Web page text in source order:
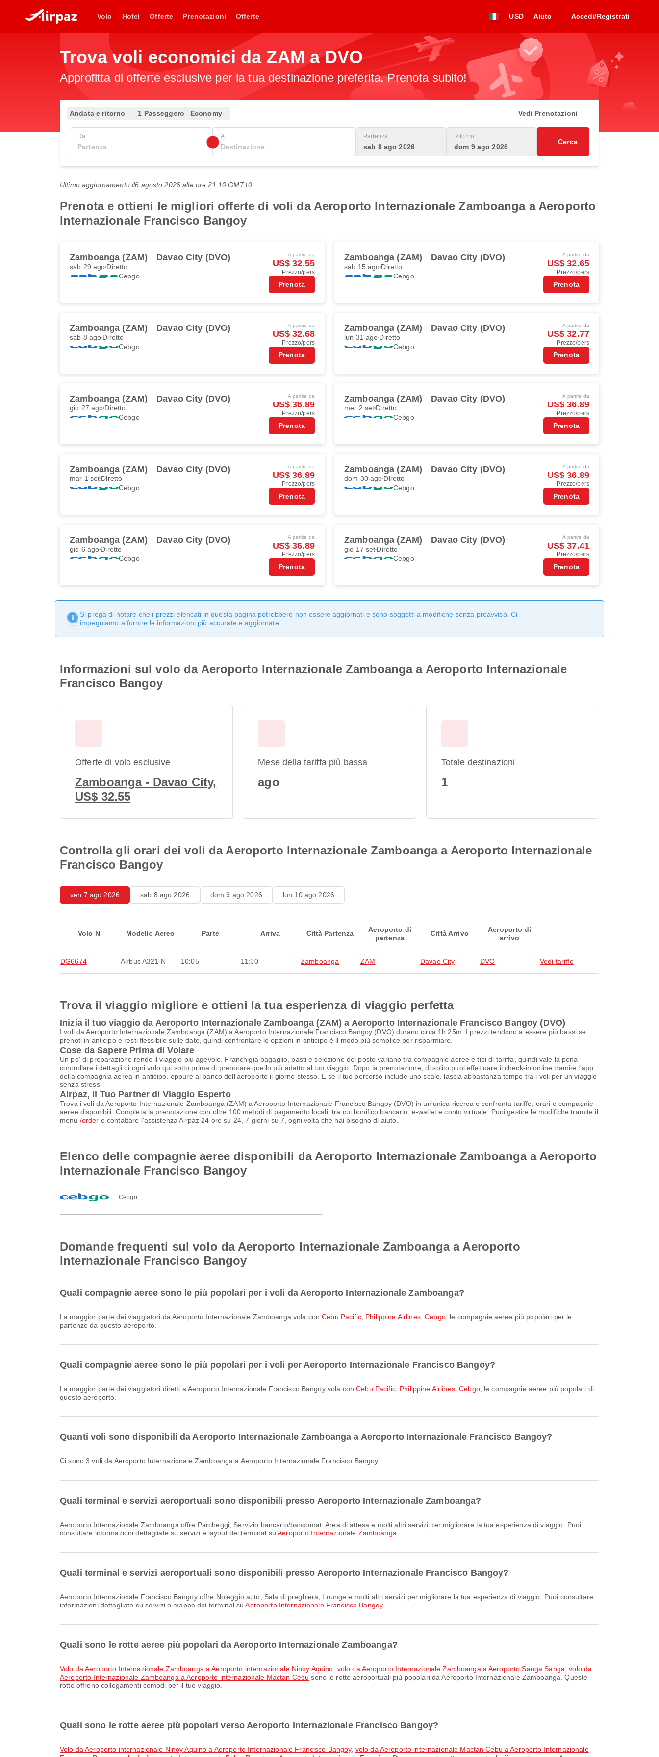
Volo Hotel Offerte Prenotazioni Offerte USD Aiuto Accedi/Registrati
Trova voli economici da ZAM a DVO
Approfitta di offerte esclusive per la tua destinazione preferita. Prenota subito!
Andata e ritorno 1 Passeggero Economy Vedi Prenotazioni
Da A Partenza
sab 8 ago 2026
Ritorno
dom 9 ago 2026
Cerca
Ultimo aggiornamento il6 agosto 2026 alle ore 21:10 GMT+0
Prenota e ottieni le migliori offerte di voli da Aeroporto Internazionale Zamboanga a Aeroporto
Internazionale Francisco Bangoy
Zamboanga (ZAM) Davao City (DVO)
sab 29 ago Diretto
Cebgo
A partire da
US$ 32.55
Prezzo/pers
Prenota
Zamboanga (ZAM) Davao City (DVO)
sab 15 ago Diretto
Cebgo
A partire da
US$ 32.65
Prezzo/pers
Prenota
Zamboanga (ZAM) Davao City (DVO)
sab 8 ago Diretto
Cebgo
A partire da
US$ 32.68
Prezzo/pers
Prenota
Zamboanga (ZAM) Davao City (DVO)
lun 31 ago Diretto
Cebgo
A partire da
US$ 32.77
Prezzo/pers
Prenota
Zamboanga (ZAM) Davao City (DVO)
gio 27 ago Diretto
Cebgo
A partire da
US$ 36.89
Prezzo/pers
Prenota
Zamboanga (ZAM) Davao City (DVO)
mer 2 set Diretto
Cebgo
A partire da
US$ 36.89
Prezzo/pers
Prenota
Zamboanga (ZAM) Davao City (DVO)
mar 1 set Diretto
Cebgo
A partire da
US$ 36.89
Prezzo/pers
Prenota
Zamboanga (ZAM) Davao City (DVO)
dom 30 ago Diretto
Cebgo
A partire da
US$ 36.89
Prezzo/pers
Prenota
Zamboanga (ZAM) Davao City (DVO)
gio 6 ago Diretto
Cebgo
A partire da
US$ 36.89
Prezzo/pers
Prenota
Zamboanga (ZAM) Davao City (DVO)
gio 17 set Diretto
Cebgo
A partire da
US$ 37.41
Prezzo/pers
Prenota
Si prega di notare che i prezzi elencati in questa pagina potrebbero non essere aggiornati e sono soggetti a modifiche senza preavviso. Ci
impegniamo a fornire le informazioni più accurate e aggiornate.
Informazioni sul volo da Aeroporto Internazionale Zamboanga a Aeroporto Internazionale
Francisco Bangoy
Offerte di volo esclusive
Zamboanga - Davao City,
US$ 32.55
Mese della tariffa più bassa
ago
Totale destinazioni
1
Controlla gli orari dei voli da Aeroporto Internazionale Zamboanga a Aeroporto Internazionale
Francisco Bangoy
ven 7 ago 2026 sab 8 ago 2026 dom 9 ago 2026 lun 10 ago 2026
Volo N. Modello Aereo Parte Arriva Città Partenza
Aeroporto di
partenza
Città Arrivo
Aeroporto di
arrivo
DG6674 Airbus A321 N 10:05 11:30 Zamboanga ZAM Davao City DVO Vedi tariffe
Trova il viaggio migliore e ottieni la tua esperienza di viaggio perfetta
Inizia il tuo viaggio da Aeroporto Internazionale Zamboanga (ZAM) a Aeroporto Internazionale Francisco Bangoy (DVO)
I voli da Aeroporto Internazionale Zamboanga (ZAM) a Aeroporto Internazionale Francisco Bangoy (DVO) durano circa 1h 25m. I prezzi tendono a essere più bassi se
prenoti in anticipo e resti flessibile sulle date, quindi confrontare le opzioni in anticipo è il modo più semplice per risparmiare.
Cose da Sapere Prima di Volare
Un po' di preparazione rende il viaggio più agevole. Franchigia bagaglio, pasti e selezione del posto variano tra compagnie aeree e tipi di tariffa, quindi vale la pena
controllare i dettagli di ogni volo qui sotto prima di prenotare quello più adatto al tuo viaggio. Dopo la prenotazione, di solito puoi effettuare il check-in online tramite l'app
della compagnia aerea in anticipo, oppure al banco dell'aeroporto il giorno stesso. E se il tuo percorso include uno scalo, lascia abbastanza tempo tra i voli per un viaggio
senza stress.
Airpaz, il Tuo Partner di Viaggio Esperto
Trova i voli da Aeroporto Internazionale Zamboanga (ZAM) a Aeroporto Internazionale Francisco Bangoy (DVO) in un'unica ricerca e confronta tariffe, orari e compagnie
aeree disponibili. Completa la prenotazione con oltre 100 metodi di pagamento locali, tra cui bonifico bancario, e-wallet e conto virtuale. Puoi gestire le modifiche tramite il
menu /order e contattare l'assistenza Airpaz 24 ore su 24, 7 giorni su 7, ogni volta che hai bisogno di aiuto.
Elenco delle compagnie aeree disponibili da Aeroporto Internazionale Zamboanga a Aeroporto
Internazionale Francisco Bangoy
Cebgo
Domande frequenti sul volo da Aeroporto Internazionale Zamboanga a Aeroporto
Internazionale Francisco Bangoy
Quali compagnie aeree sono le più popolari per i voli da Aeroporto Internazionale Zamboanga?
La maggior parte dei viaggiatori da Aeroporto Internazionale Zamboanga vola conCebu Pacific, Philippine Airlines,Cebgo, le compagnie aeree più popolari per le
partenze da questo aeroporto.
Quali compagnie aeree sono le più popolari per i voli per Aeroporto Internazionale Francisco Bangoy?
La maggior parte dei viaggiatori diretti a Aeroporto Internazionale Francisco Bangoy vola conCebu Pacific, Philippine Airlines,Cebgo, le compagnie aeree più popolari di
questo aeroporto.
Quanti voli sono disponibili da Aeroporto Internazionale Zamboanga a Aeroporto Internazionale Francisco Bangoy?
Ci sono 3 voli da Aeroporto Internazionale Zamboanga a Aeroporto Internazionale Francisco Bangoy.
Quali terminal e servizi aeroportuali sono disponibili presso Aeroporto Internazionale Zamboanga?
Aeroporto Internazionale Zamboanga offre Parcheggi, Servizio bancario/bancomat, Area di attesa e molti altri servizi per migliorare la tua esperienza di viaggio. Puoi
consultare informazioni dettagliate su servizi e layout dei terminal suAeroporto Internazionale Zamboanga
Quali terminal e servizi aeroportuali sono disponibili presso Aeroporto Internazionale Francisco Bangoy?
Aeroporto Internazionale Francisco Bangoy offre Noleggio auto, Sala di preghiera, Lounge e molti altri servizi per migliorare la tua esperienza di viaggio. Puoi consultare
informazioni dettagliate su servizi e mappe dei terminal suAeroporto Internazionale Francisco Bangoy.
Quali sono le rotte aeree più popolari da Aeroporto Internazionale Zamboanga?
volo da Aeroporto Internazionale Zamboanga a Aeroporto internazionale Ninoy Aquino volo da Aeroporto Internazionale Zamboanga a Aeroporto Sanga Sanga ,volo da
Aeroporto Internazionale Zamboanga a Aeroporto internazionale Mactan Cebu sono le rotte aeroportuali più popolari da Aeroporto Internazionale Zamboanga. Queste
rotte offrono collegamenti comodi per il tuo viaggio.
Quali sono le rotte aeree più popolari verso Aeroporto Internazionale Francisco Bangoy?
volo da Aeroporto internazionale Ninoy Aquino a Aeroporto Internazionale Francisco Bangoy, volo da Aeroporto internazionale Mactan Cebu a Aeroporto Internazionale